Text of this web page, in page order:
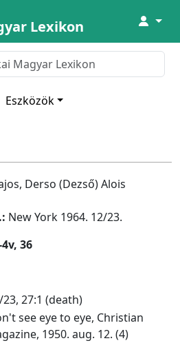
Lexikon ↓
Eszközök
Derso (Dezső) Alois
New York 1964. 12/23.
36
23, 27:1 (death)
see eye to eye, Christian
1950. aug. 12. (4)